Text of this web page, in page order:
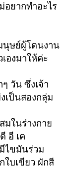
อยากทำอะไร
นุษย์ผู้โดนงาน
องมาให้ค่ะ
วัน ซึ่งเจ้า
เป็นสองกลุ่ม
มในร่างกาย
อี เค
ไขมันร่วม
บเขียว ผักสี